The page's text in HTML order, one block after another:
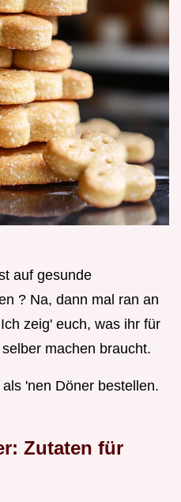
auf gesunde
? Na, dann mal ran an
zeig' euch, was ihr für
machen braucht.
'nen Döner bestellen.
Zutaten für